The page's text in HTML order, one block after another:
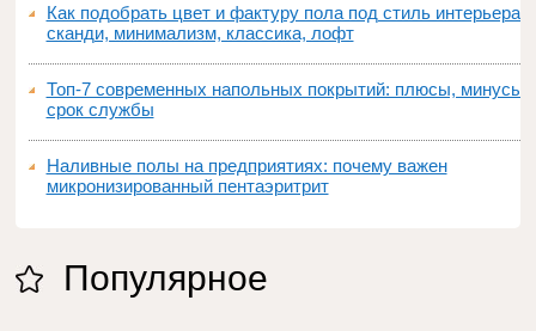
Как подобрать цвет и фактуру пола под стиль интерьера:
сканди, минимализм, классика, лофт
Топ‑7 современных напольных покрытий: плюсы, минусы,
срок службы
Наливные полы на предприятиях: почему важен
микронизированный пентаэритрит
Популярное